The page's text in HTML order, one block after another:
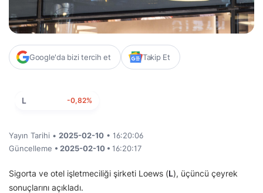
Google'da bizi tercih et Takip Et
L -0,82%
Yayın Tarihi • 2025-02-10 • 16:20:06
Güncelleme • 2025-02-10 • 16:20:17
Sigorta ve otel işletmeciliği şirketi Loews (L), üçüncü çeyrek
sonuçlarını açıkladı.